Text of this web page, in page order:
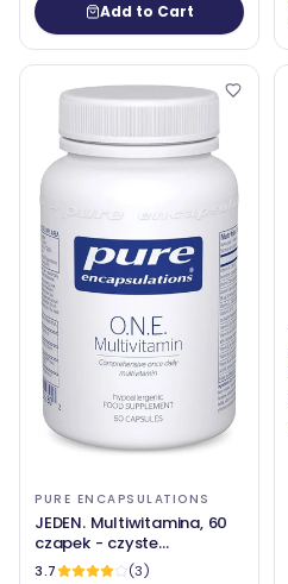
Add to Cart
PURE ENCAPSULATIONS
JEDEN. Multiwitamina, 60
czapek - czyste
enkapsulacje
3.7
(3)